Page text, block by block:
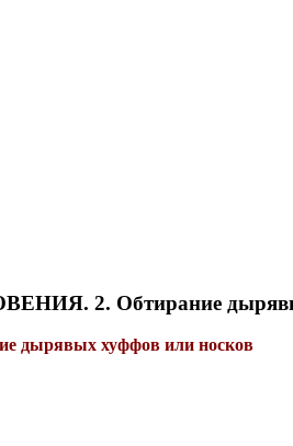
2. Обтирание дырявых
дырявых хуффов или носков